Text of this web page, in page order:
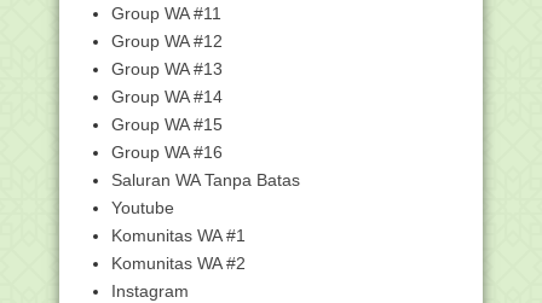
Total Hadiah 300juta, Pendaftaran
Kompetisi Roboti...
Juknis Pelaksanaan Seleksi Calon
PPPK Guru Pada In...
Rekrutmen Baru Tenaga Pendamping
Lokal Desa (PLD) ...
Siap-Siap, PPG Angkatan III bagi 6.971
Guru Madras...
Bantuan 2.095 Pokja Guru Madrasah
Cair Oktober 2022
Surat Edaran Pencairan Bantuan Sosial
PIP Madrasah...
Group WA #11
Group WA #12
Group WA #13
Group WA #14
Group WA #15
Group WA #16
Saluran WA Tanpa Batas
Youtube
Komunitas WA #1
Komunitas WA #2
Instagram